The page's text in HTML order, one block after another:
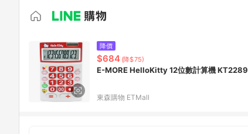
降價
$684 (降$75)
E-MORE HelloKitty 12位數計算機 KT2289
東森購物 ETMall